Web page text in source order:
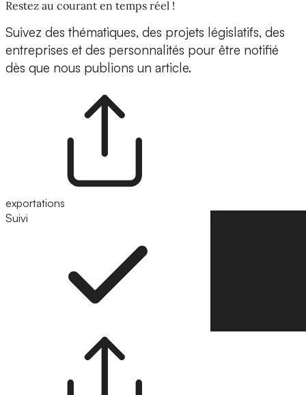
Restez au courant en temps réel !
Suivez des thématiques, des projets législatifs, des
entreprises et des personnalités pour être notifié
dès que nous publions un article.
exportations
Suivi